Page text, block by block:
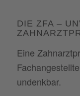
DIE ZFA –
Eine
undenkbar.